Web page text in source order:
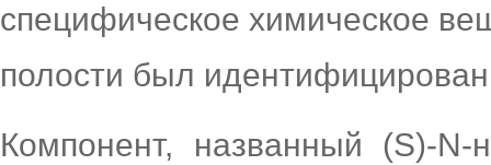
специфическое химическое
полости был
Компонент, названный (S)-N-